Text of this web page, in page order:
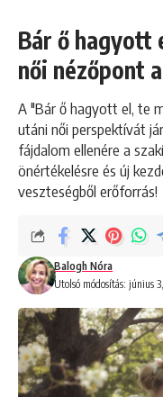
Bár ő hagyott
női nézőpont
A "Bár ő hagyott el, te
utáni női perspektívát
fájdalom ellenére a
önértékelésre és új
veszteségből erőforrás!
Utolsó módosítás: június
Balogh Nóra